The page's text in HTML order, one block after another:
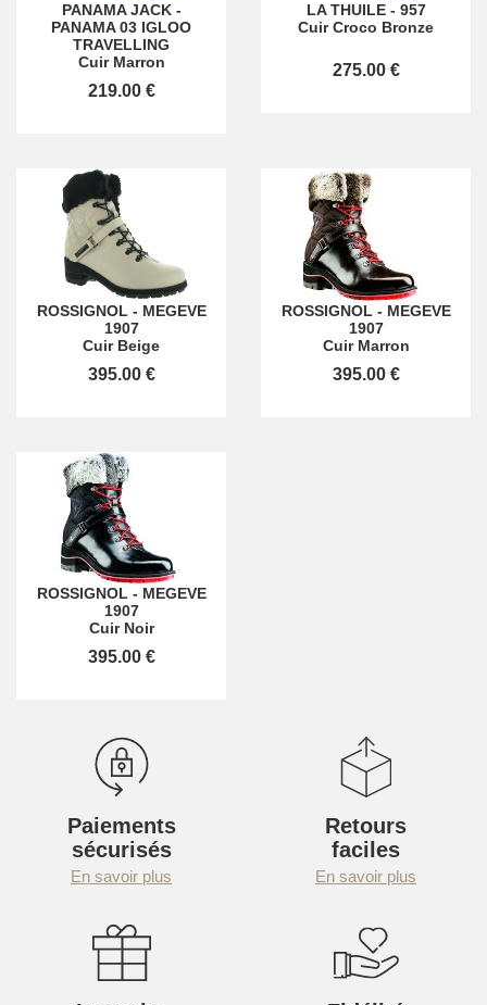
PANAMA JACK-
PANAMA 03 IGLOO
TRAVELLING
Cuir Marron
219.00 €
LA THUILE- 957
Cuir Croco Bronze
275.00 €
ROSSIGNOL - MEGEVE
1907
Cuir Beige
395.00 €
ROSSIGNOL - MEGEVE
1907
Cuir Marron
395.00 €
ROSSIGNOL - MEGEVE
1907
Cuir Noir
395.00 €
Paiements
sécurisés
En savoir plus
Retours
faciles
En savoir plus